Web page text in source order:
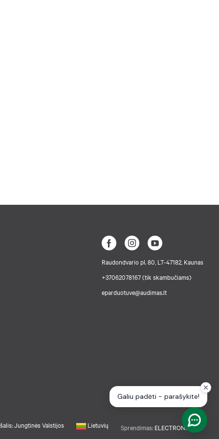
Raudondvario pl. 80, LT-47182, Kaunas
+37062078167 (tik skambučiams)
eparduotuve@audimas.lt
Sprendimas: ELECTRONIC LAB
Lietuvių
Jungtinės Valstijos